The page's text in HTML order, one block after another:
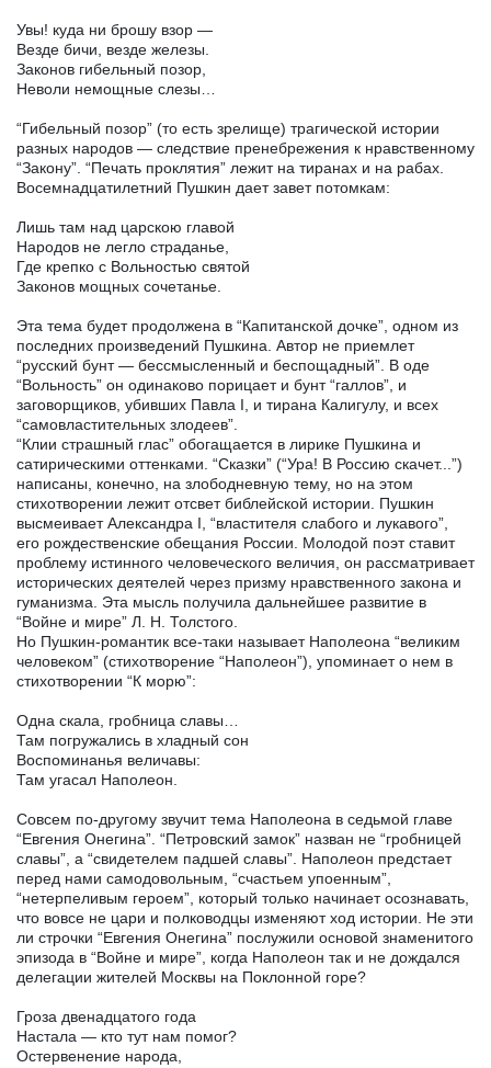
Увы! куда ни брошу взор —
Везде бичи, везде железы.
Законов гибельный позор,
Неволи немощные слезы…
“Гибельный позор” (то есть зрелище) трагической истории
разных народов — следствие пренебрежения к нравственному
“Закону”. “Печать проклятия” лежит на тиранах и на рабах.
Восемнадцатилетний Пушкин дает завет потомкам:
Лишь там над царскою главой
Народов не легло страданье,
Где крепко с Вольностью святой
Законов мощных сочетанье.
Эта тема будет продолжена в “Капитанской дочке”, одном из
последних произведений Пушкина. Автор не приемлет
“русский бунт — бессмысленный и беспощадный”. В оде
“Вольность” он одинаково порицает и бунт “галлов”, и
заговорщиков, убивших Павла I, и тирана Калигулу, и всех
“самовластительных злодеев”.
“Клии страшный глас” обогащается в лирике Пушкина и
сатирическими оттенками. “Сказки” (“Ура! В Россию скачет...”)
написаны, конечно, на злободневную тему, но на этом
стихотворении лежит отсвет библейской истории. Пушкин
высмеивает Александра I, “властителя слабого и лукавого”,
его рождественские обещания России. Молодой поэт ставит
проблему истинного человеческого величия, он рассматривает
исторических деятелей через призму нравственного закона и
гуманизма. Эта мысль получила дальнейшее развитие в
“Войне и мире” Л. Н. Толстого.
Но Пушкин-романтик все-таки называет Наполеона “великим
человеком” (стихотворение “Наполеон”), упоминает о нем в
стихотворении “К морю”:
Одна скала, гробница славы…
Там погружались в хладный сон
Воспоминанья величавы:
Там угасал Наполеон.
Совсем по-другому звучит тема Наполеона в седьмой главе
“Евгения Онегина”. “Петровский замок” назван не “гробницей
славы”, а “свидетелем падшей славы”. Наполеон предстает
перед нами самодовольным, “счастьем упоенным”,
“нетерпеливым героем”, который только начинает осознавать,
что вовсе не цари и полководцы изменяют ход истории. Не эти
ли строчки “Евгения Онегина” послужили основой знаменитого
эпизода в “Войне и мире”, когда Наполеон так и не дождался
делегации жителей Москвы на Поклонной горе?
Гроза двенадцатого года
Настала — кто тут нам помог?
Остервенение народа,